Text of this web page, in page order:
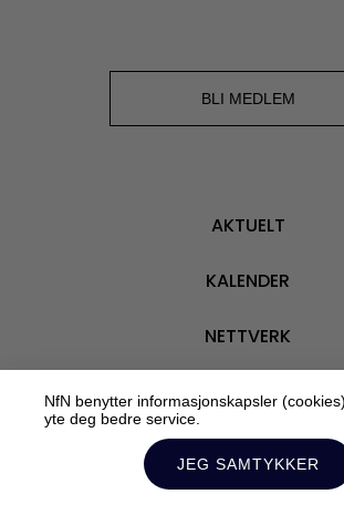
BLI MEDLEM
AKTUELT
KALENDER
NETTVERK
VÅRE MEDLEMMER
OM OSS
NfN benytter informasjonskapsler
yte deg bedre service.
JEG SAMTYKKER